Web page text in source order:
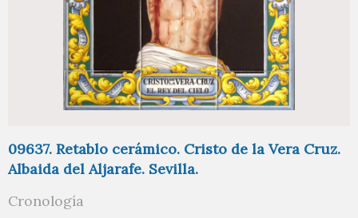
09637. Retablo cerámico. Cristo de la Vera Cruz.
Albaida del Aljarafe. Sevilla.
Cronología